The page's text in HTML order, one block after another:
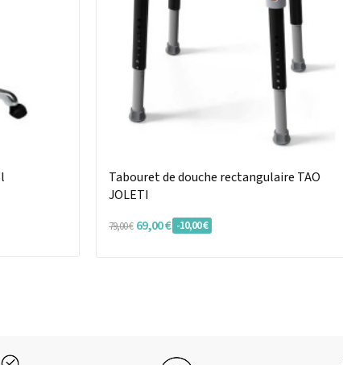
Tabouret de douche rectangulaire TAO
JOLETI
79,00 € 69,00 € -10,00 €